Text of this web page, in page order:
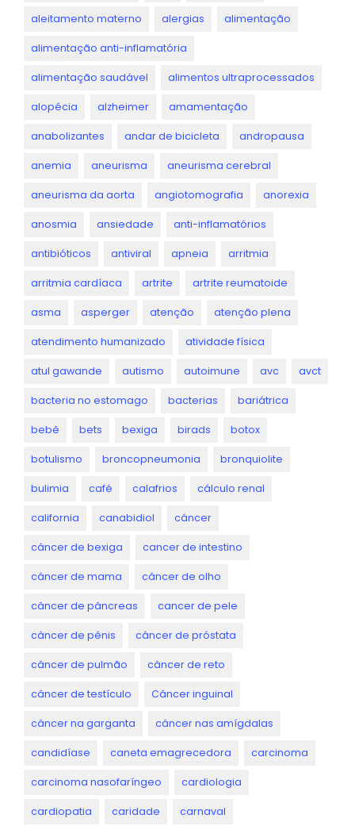
aleitamento materno alergias alimentação
alimentação anti-inflamatória
alimentação saudável alimentos ultraprocessados
alopécia alzheimer amamentação
anabolizantes andar de bicicleta andropausa
anemia aneurisma aneurisma cerebral
aneurisma da aorta angiotomografia anorexia
anosmia ansiedade anti-inflamatórios
antibióticos antiviral apneia arritmia
arritmia cardíaca artrite artrite reumatoide
asma asperger atenção atenção plena
atendimento humanizado atividade física
atul gawande autismo autoimune avc avct
bacteria no estomago bacterias bariátrica
bebê bets bexiga birads botox
botulismo broncopneumonia bronquiolite
bulimia café calafrios cálculo renal
california canabidiol câncer
câncer de bexiga cancer de intestino
câncer de mama câncer de olho
câncer de pâncreas cancer de pele
câncer de pênis câncer de próstata
câncer de pulmão câncer de reto
câncer de testículo Câncer inguinal
câncer na garganta câncer nas amígdalas
candidíase caneta emagrecedora carcinoma
carcinoma nasofaríngeo cardiologia
cardiopatia caridade carnaval